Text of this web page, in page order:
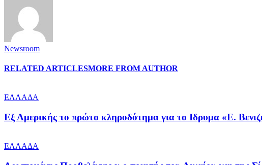
Newsroom
RELATED ARTICLESMORE FROM AUTHOR
ΕΛΛΑΔΑ
Εξ Αμερικής το πρώτο κληροδότημα για το Ιδρυμα «Ε.
ΕΛΛΑΔΑ